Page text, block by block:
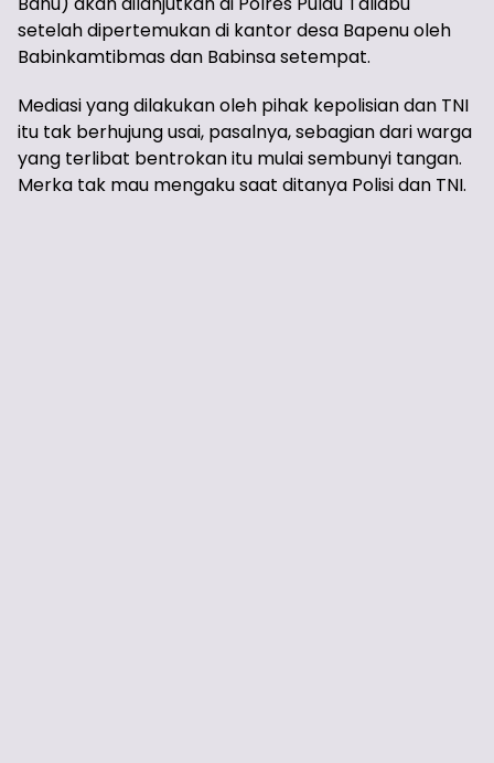
setelah dipertemukan di kantor desa Bapenu oleh
Babinkamtibmas dan Babinsa setempat.
Mediasi yang dilakukan oleh pihak kepolisian dan TNI
itu tak berhujung usai, pasalnya, sebagian dari warga
yang terlibat bentrokan itu mulai sembunyi tangan.
Merka tak mau mengaku saat ditanya Polisi dan TNI.